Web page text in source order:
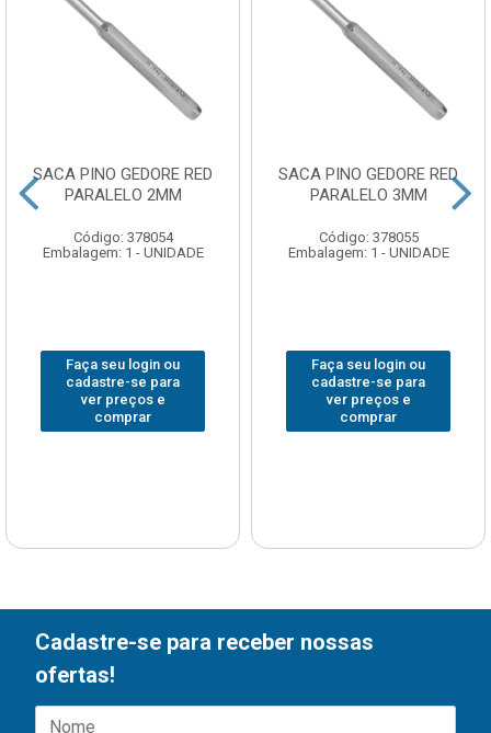
SACA PINO GEDORE RED
PARALELO 2MM
Código: 378054
Embalagem: 1 - UNIDADE
Faça seu login ou
cadastre-se para
ver preços e
comprar
SACA PINO GEDORE RED
PARALELO 3MM
Código: 378055
Embalagem: 1 - UNIDADE
Faça seu login ou
cadastre-se para
ver preços e
comprar
Cadastre-se para receber nossas
ofertas!